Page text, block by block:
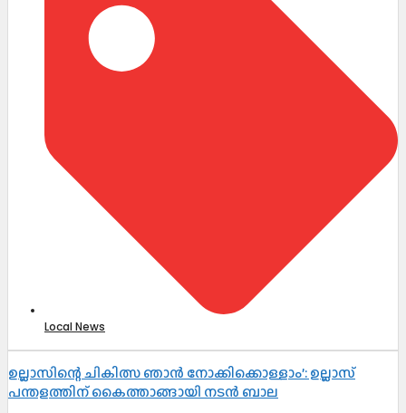
Local News
ഉല്ലാസിന്റെ ചികിത്സ ഞാൻ നോക്കിക്കൊള്ളാം’: ഉല്ലാസ്
പന്തളത്തിന് കൈത്താങ്ങായി നടൻ ബാല